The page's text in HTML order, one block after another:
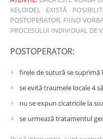
KELOIDE), EXISTĂ
POSTOPERATOR, FIIND
PROCESULUI INDIVIDUAL DE
POSTOPERATOR:
firele de sutură se suprimă
se evită traumele locale 4
nu se expun cicatricile la
se urmează tratamentul